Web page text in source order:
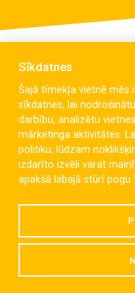
Celmu
Sīkdatnes
Šajā tīmekļa vietnē mēs
sīkdatnes, lai
darbību, analizētu
mārketinga aktivitātes.
politiku, lūdzam
izdarīto izvēli varat
apakšā labajā stūrī pogu